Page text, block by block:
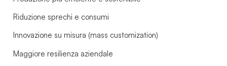
Riduzione sprechi e consumi
Innovazione su misura (mass customization)
Maggiore resilienza aziendale